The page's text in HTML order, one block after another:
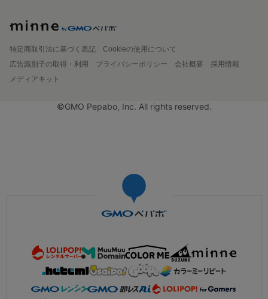
特定商取引法に基づく表記
Cookieの使用について
広告識別子の取得・利用
プライバシーポリシー 会社概要
採用情報
メディアキット
©GMO Pepabo, Inc. All rights reserved.